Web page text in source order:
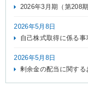
2026年3月期（第208
2026年5月8日
自己株式取得に係る
2026年5月8日
剰余金の配当に関する